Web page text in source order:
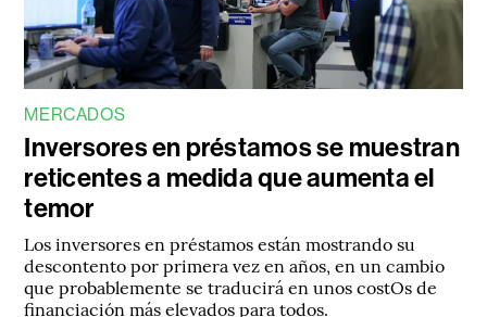
MERCADOS
Inversores en préstamos se muestran
reticentes a medida que aumenta el
temor
Los inversores en préstamos están mostrando su
descontento por primera vez en años, en un cambio
que probablemente se traducirá en unos costOs de
financiación más elevados para todos.